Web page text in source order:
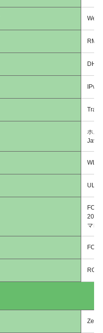
Web
RM
IPv4
ホス
Java
UL
FCC
208
マレ
FCC